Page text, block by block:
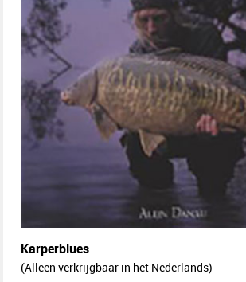
Karperblues
(Alleen verkrijgbaar in het Nederlands)